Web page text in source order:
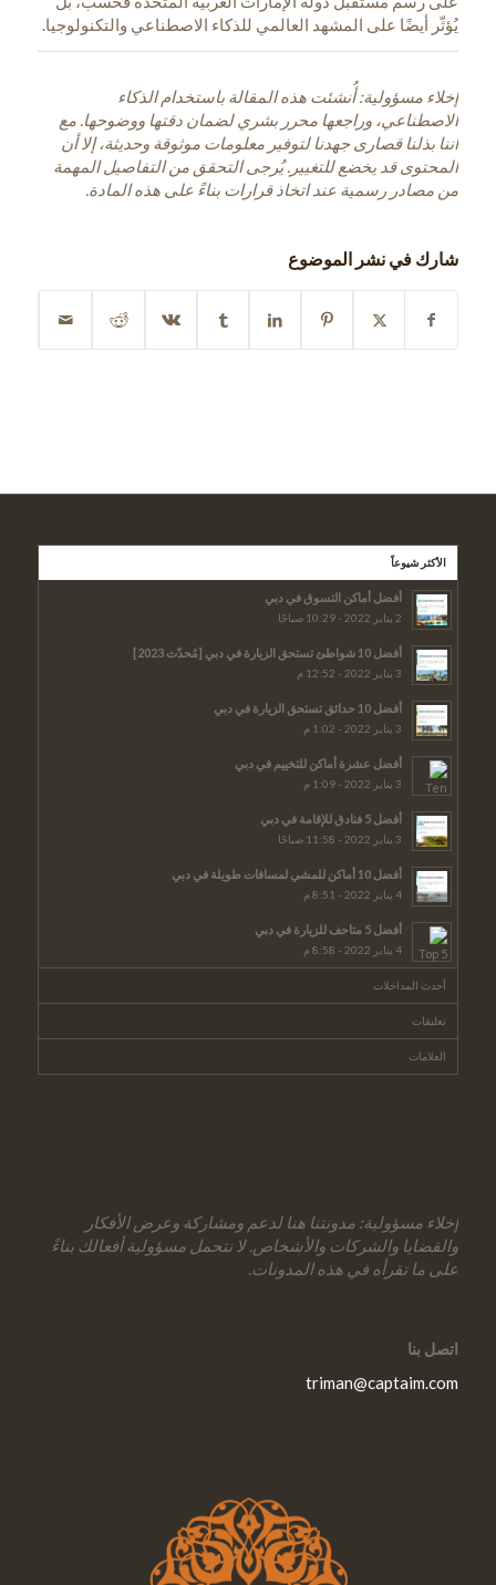
يُؤثّر أيضًا على المشهد العالمي للذكاء الاصطناعي والتكنولوجيا.
إخلاء مسؤولية: أُنشئت هذه المقالة باستخدام الذكاء
الاصطناعي، وراجعها محرر بشري لضمان دقتها ووضوحها. مع
أننا بذلنا قصارى جهدنا لتوفير معلومات موثوقة وحديثة، إلا أن
المحتوى قد يخضع للتغيير. يُرجى التحقق من التفاصيل المهمة
من مصادر رسمية عند اتخاذ قرارات بناءً على هذه المادة.
شارك في نشر الموضوع
الأكثر شيوعاً
أفضل أماكن التسوق في دبي
2 يناير 2022 - 10:29 صباحًا
أفضل 10 شواطئ تستحق الزيارة في دبي [مُحدّث 2023]
3 يناير 2022 - 12:52 م
أفضل 10 حدائق تستحق الزيارة في دبي
3 يناير 2022 - 1:02 م
أفضل عشرة أماكن للتخييم في دبي
3 يناير 2022 - 1:09 م
أفضل 5 فنادق للإقامة في دبي
3 يناير 2022 - 11:58 صباحًا
أفضل 10 أماكن للمشي لمسافات طويلة في دبي
4 يناير 2022 - 8:51 م
أفضل 5 متاحف للزيارة في دبي
4 يناير 2022 - 8:58 م
أحدث المداخلات
تعليقات
العلامات
إخلاء مسؤولية: مدونتنا هنا لدعم ومشاركة وعرض الأفكار
والقضايا والشركات والأشخاص. لا نتحمل مسؤولية أفعالك بناءً
على ما تقرأه في هذه المدونات.
اتصل بنا
triman@captaim.com